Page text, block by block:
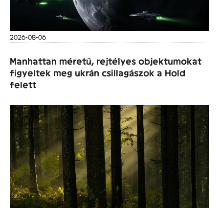
2026-08-06
Manhattan méretű, rejtélyes objektumokat
figyeltek meg ukrán csillagászok a Hold
felett